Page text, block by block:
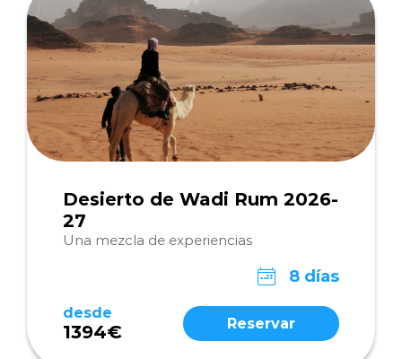
Desierto de Wadi Rum 2026-
27
Una mezcla de experiencias
8 días
desde
1394€ Reservar